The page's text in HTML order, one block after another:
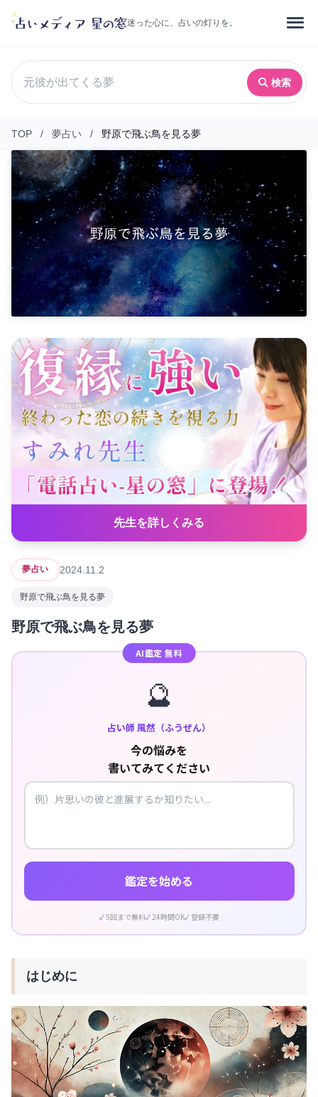
迷った心に、占いの灯りを。
検索
TOP / 夢占い / 野原で飛ぶ鳥を見る夢
先生を詳しくみる
夢占い 2024.11.2
野原で飛ぶ鳥を見る夢
野原で飛ぶ鳥を見る夢
AI鑑定 無料
🔮
占い師 風然（ふうぜん）
今の悩みを
書いてみてください
鑑定を始める
5回まで無料 24時間OK 登録不要
はじめに